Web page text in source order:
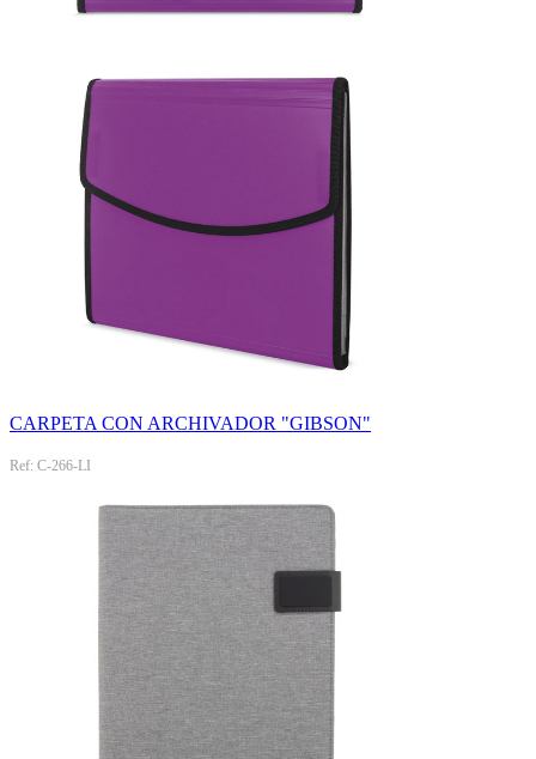
CARPETA CON ARCHIVADOR "GIBSON"
Ref: C-266-LI